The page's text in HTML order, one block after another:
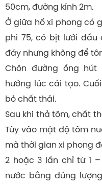
50cm, đường kính 2m.
Ở giữa hố xi phong có
phi 75, có bịt lưới
đáy nhưng không để
Chôn đường ống
hưởng lúc cải tạo.
bỏ chất thải.
Sau khi thả tôm, chất
Tùy vào mật độ tôm
mà thời gian xi phong
2 hoặc 3 lần chỉ từ 1
nước bằng đúng